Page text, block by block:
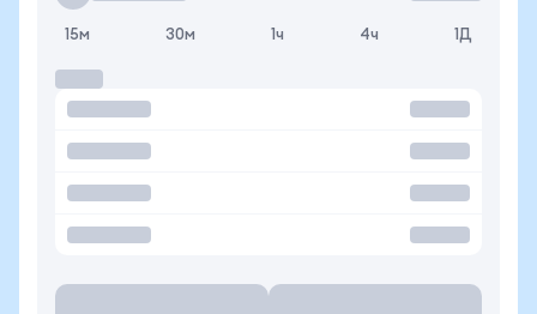
15м 30м 1ч 4ч 1Д